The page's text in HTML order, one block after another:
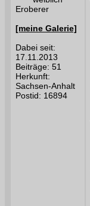
Eroberer
[meine Galerie]
Dabei seit:
17.11.2013
Beiträge: 51
Herkunft:
Sachsen-Anhalt
Postid: 16894